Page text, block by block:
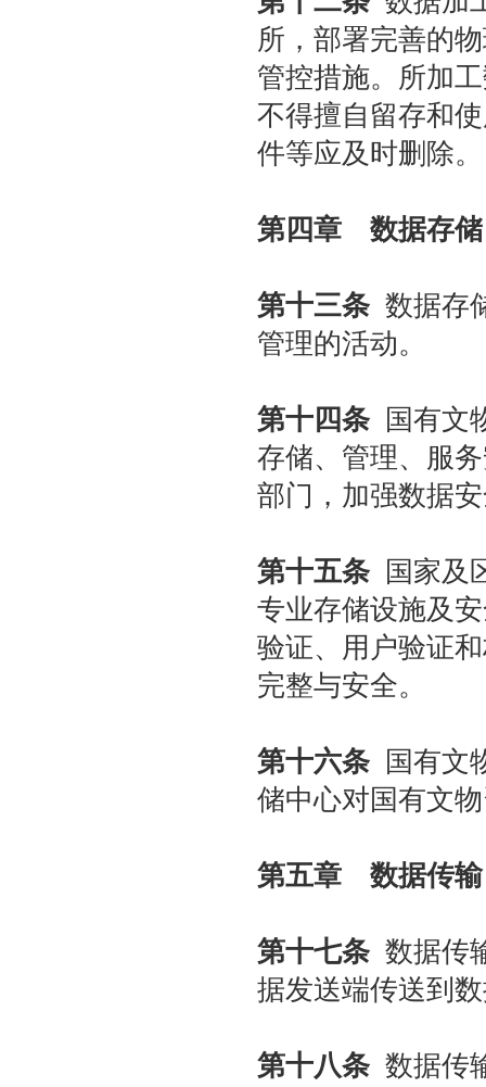
所，部署完善的
管控措施。所加
不得擅自留存和
件等应及时删除。
第四章 数据存储
第十三条 数据存
管理的活动。
第十四条 国有文
存储、管理、服
部门，加强数据
第十五条 国家及
专业存储设施及
验证、用户验证
完整与安全。
第十六条 国有文
储中心对国有文
第五章 数据传输
第十七条 数据传
据发送端传送到
第十八条 数据传